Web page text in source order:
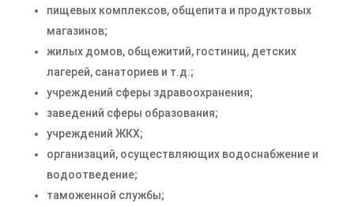
пищевых комплексов, общепита и продуктовых
магазинов;
жилых домов, общежитий, гостиниц, детских
лагерей, санаториев и т.д.;
учреждений сферы здравоохранения;
заведений сферы образования;
учреждений ЖКХ;
организаций, осуществляющих водоснабжение и
водоотведение;
таможенной службы;